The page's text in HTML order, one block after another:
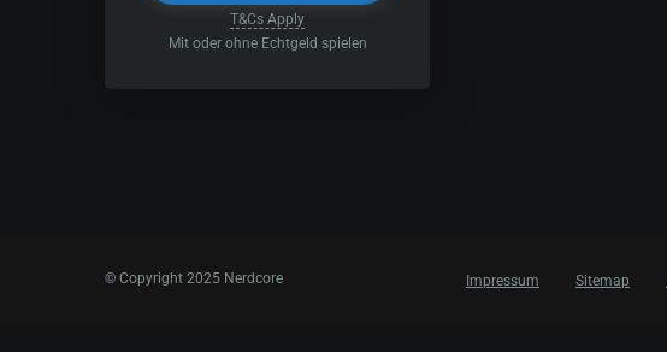
T&Cs Apply
Mit oder ohne Echtgeld spielen
© Copyright 2025 Nerdcore Impressum Sitemap